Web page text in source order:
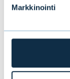
Markkinointi
Kantar
UUTISET|